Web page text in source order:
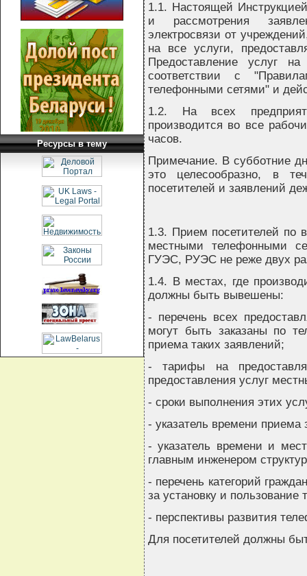
Ресурсы в тему
1.1. Настоящей
и рассмотрения
электросвязи от
на все услуги,
Предоставление услуг
соответствии с
телефонными сетями" и
1.2. На всех
производится во все
часов.
Примечание. В субботние
это целесообразно, в
посетителей и заявлений
1.3. Прием посетителей по
местными телефонными
ГУЭС, РУЭС не реже двух
1.4. В местах, где
должны быть вывешены:
- перечень всех
могут быть заказаны по
приема таких заявлений;
- тарифы на
предоставления услуг
- сроки выполнения этих
- указатель времени приема
- указатель времени и
главным инженером
- перечень категорий
за установку и пользование
- перспективы развития
Для посетителей должны